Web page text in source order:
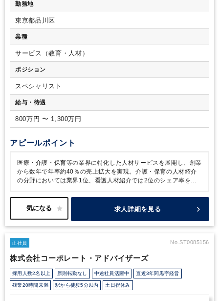
等で財務アドバイザリー経験（事業計画策定・モニタリング支
援・管理会計導入など）
ク上の職務経験を得たい方、コミュニケーション能力の高い方
・コンサルティング・ベンチャー・スタートアップなどでの計
数管理経験者・M&Aのソーシング、交渉経験をお持ちの方・
公認会計士等の有資格者
勤務地
東京都品川区
業種
サービス（教育・人材）
ポジション
スペシャリスト
給与・待遇
800万円 〜 1,300万円
アピールポイント
医療・介護・保育等の業界に特化した人材サービスを展開し、創業
から数年で年率約40％の売上拡大を実現。介護・保育の人材紹介
の分野においては業界1位、看護人材紹介では2位のシェア率をも
への展開強化として8拠点を開設した他、離職率を防ぐ業界初サー
ビスの提供など介護・医療・保育業界のDX化を目指すなど、様々
ポジションです。 労働人口減少が見込まれる日本における重要な
況を把握するだけでなく、M&Aを含む新規事業促進に携われる意
者の動向変化を踏まえた新たな事業の創造や、超少子高齢化という
社会課題の解決に挑戦する醍醐味も味わえるポジションです。
た、裁量の大きな仕事を経験することで更なる成長を目指してくだ
さい。
求人詳細を見る
正社員 No.ST0085156
株式会社コーポレート・アドバイザーズ
採用人数2名以上 原則転勤なし 中途社員活躍中 直近3年間黒字経営
残業20時間未満 駅から徒歩5分以内 土日祝休み